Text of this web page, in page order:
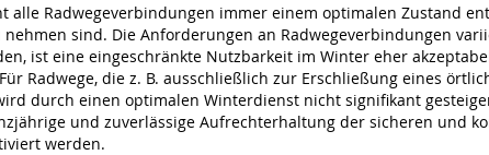
Radwegeverbindungen immer einem optimalen Zustand
sind. Die Anforderungen an Radwegeverbindungen
ist eine eingeschränkte Nutzbarkeit im Winter eher
Radwege, die z. B. ausschließlich zur Erschließung eines
durch einen optimalen Winterdienst nicht signifikant
und zuverlässige Aufrechterhaltung der sicheren und
werden.